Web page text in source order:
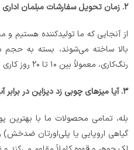
۲. زمان تحویل سفارشات مبلمان
از آنجایی که ما تولیدکننده
بالا ساخته می‌شوند، بسته به
رنگ‌کاری، معمولاً بین ۱۰ تا ۲۰ روز کاری زمان نیاز است.
۳.آیا میزهای چوبی زد دیزاین در
بله، تمامی محصولات ما با
گیاهی اروپایی یا پلی‌اورتان ضدخش)